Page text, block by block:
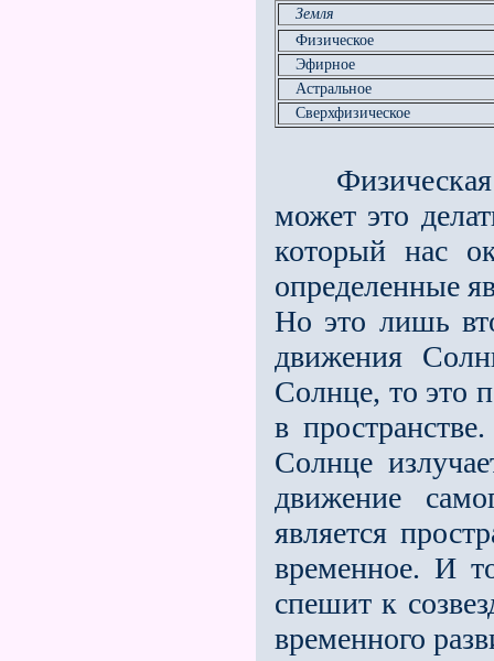
Земля
Физическое
Эфирное
Астральное
Сверхфизическое
Физическая
может это
который нас
определенные
Но это лишь
движения
Солнце, то это
в
Солнце
движение
является
временное. И
спешит к
вре­менного